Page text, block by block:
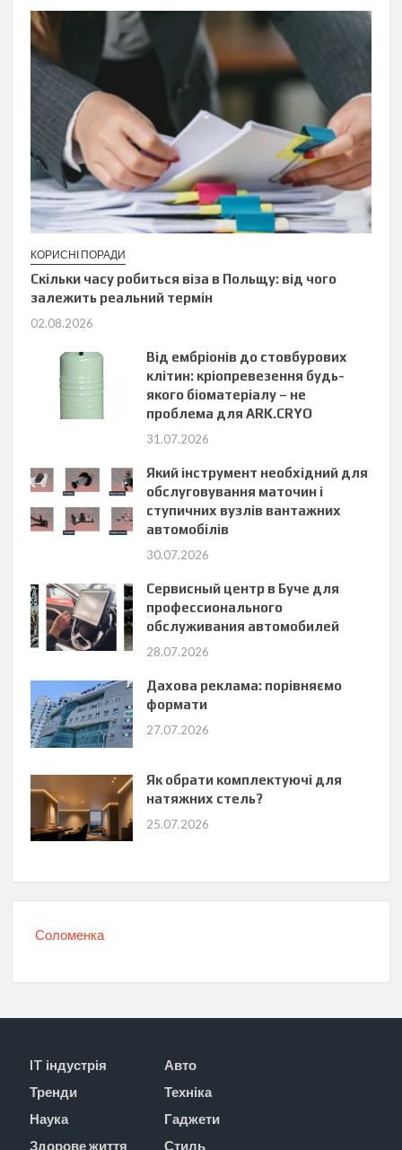
КОРИСНІ ПОРАДИ
Скільки часу робиться віза в Польщу: від чого
залежить реальний термін
02.08.2026
Від ембріонів до стовбурових
клітин: кріопревезення будь-
якого біоматеріалу – не
проблема для ARK.CRYO
31.07.2026
Який інструмент необхідний для
обслуговування маточин і
ступичних вузлів вантажних
автомобілів
30.07.2026
Сервисный центр в Буче для
профессионального
обслуживания автомобилей
28.07.2026
Дахова реклама: порівняємо
формати
27.07.2026
Як обрати комплектуючі для
натяжних стель?
25.07.2026
Соломенка
IT індустрія
Авто
Тренди
Техніка
Наука
Гаджети
Здорове життя
Стиль